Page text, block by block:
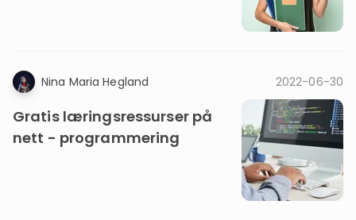
Nina Maria Hegland 2022-06-30
Gratis læringsressurser på
nett - programmering